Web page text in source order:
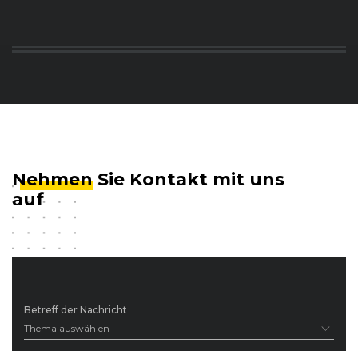
Betreff der Nachricht
Thema auswählen
Nehmen Sie Kontakt mit uns
auf